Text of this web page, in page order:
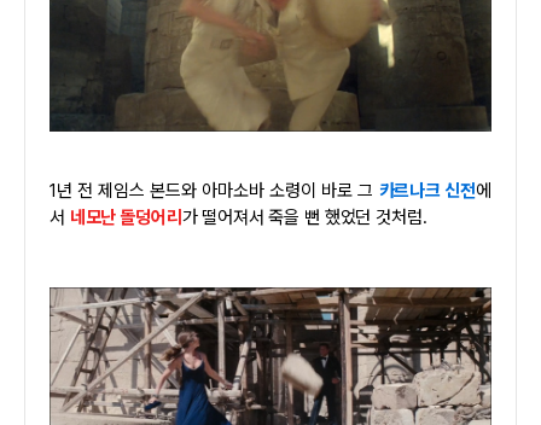
1년 전 제임스 본드와 아마소바 소령이 바로 그 카르나크 신전에
서 네모난 돌덩어리 가 떨어져서 죽을 뻔 했었던 것처럼.